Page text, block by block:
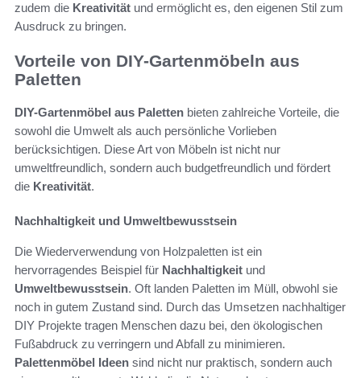
zudem die Kreativität und ermöglicht es, den eigenen Stil zum
Ausdruck zu bringen.
Vorteile von DIY-Gartenmöbeln aus
Paletten
DIY-Gartenmöbel aus Paletten bieten zahlreiche Vorteile, die
sowohl die Umwelt als auch persönliche Vorlieben
berücksichtigen. Diese Art von Möbeln ist nicht nur
umweltfreundlich, sondern auch budgetfreundlich und fördert
die Kreativität.
Nachhaltigkeit und Umweltbewusstsein
Die Wiederverwendung von Holzpaletten ist ein
hervorragendes Beispiel für Nachhaltigkeit und
Umweltbewusstsein. Oft landen Paletten im Müll, obwohl sie
noch in gutem Zustand sind. Durch das Umsetzen nachhaltiger
DIY Projekte tragen Menschen dazu bei, den ökologischen
Fußabdruck zu verringern und Abfall zu minimieren.
Palettenmöbel Ideen sind nicht nur praktisch, sondern auch